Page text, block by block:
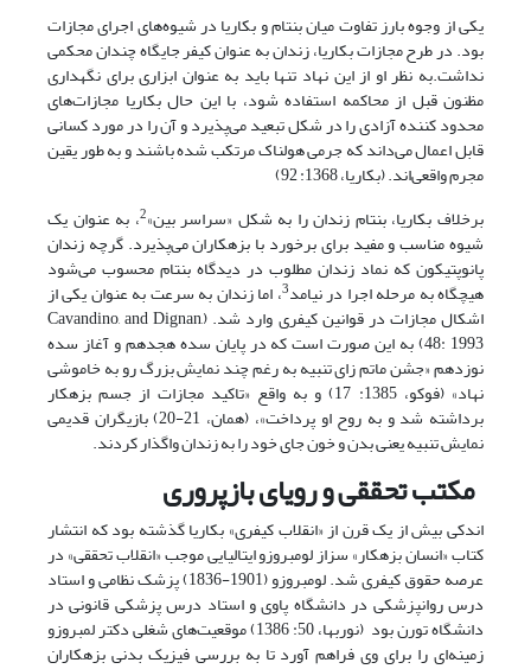
یکی از وجوه بارز تفاوت میان بنتام و بکاریا در شیوه‌های اجرای مجازات
بود. در طرح مجازات بکاریا، زندان به عنوان کیفر جایگاه چندان محکمی
نداشت.به نظر او از این نهاد تنها باید به عنوان ابزاری برای نگهداری
مظنون قبل از محاکمه استفاده شود، با این حال بکاریا مجازات‌های
محدود کننده آزادی را در شکل تبعید می‌پذیرد و آن را در مورد کسانی
قابل اعمال می‌داند که جرمی هولناک مرتکب شده باشند و به طور یقین
مجرم واقعی‌اند. (بکاریا، 1368: 92)
برخلاف بکاریا، بنتام زندان را به شکل «سراسر بین»2، به عنوان یک
شیوه مناسب و مفید برای برخورد با بزهکاران می‌پذیرد. گرچه زندان
پانوپتیکون که نماد زندان مطلوب در دیدگاه بنتام محسوب می‌شود
هیچگاه به مرحله اجرا در نیامد3، اما زندان به سرعت به عنوان یکی از
اشکال مجازات در قوانین کیفری وارد شد. (Cavandino, and Dignan,
48: 1993) به این صورت است که در پایان سده هجدهم و آغاز سده
نوزدهم «جشن ماتم زای تنبیه به رغم چند نمایش بزرگ رو به خاموشی
نهاد» (فوکو، 1385: 17) و به واقع «تاکید مجازات از جسم بزهکار
برداشته شد و به روح او پرداخت»، (همان، 21-20) بازیگران قدیمی
نمایش تنبیه یعنی بدن و خون جای خود را به زندان واگذار کردند.
مکتب تحققی و رویای بازپروری
اندکی بیش از یک قرن از «انقلاب کیفری» بکاریا گذشته بود که انتشار
کتاب «انسان بزهکار» سزاز لومبروزو ایتالیایی موجب «انقلاب تحققی» در
عرصه حقوق کیفری شد. لومبروزو (1901-1836) پزشک نظامی و استاد
درس روانپزشکی در دانشگاه پاوی و استاد درس پزشکی قانونی در
دانشگاه تورن بود (نوربها، 50: 1386) موقعیت‌های شغلی دکتر لمبروزو
زمینه‌ای را برای وی فراهم آورد تا به بررسی فیزیک بدنی بزهکاران